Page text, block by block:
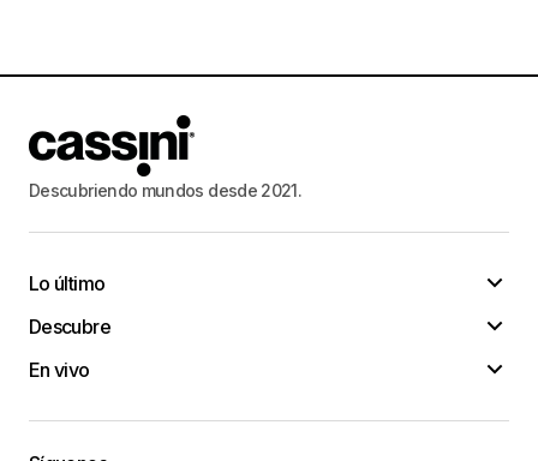
Descubriendo mundos desde 2021.
Lo último
Descubre
En vivo